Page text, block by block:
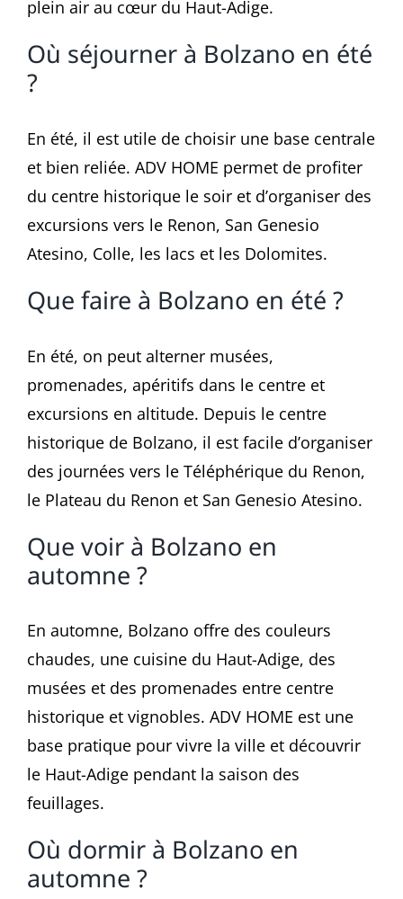
plein air au cœur du Haut-Adige.
Où séjourner à Bolzano en été
?
En été, il est utile de choisir une base centrale
et bien reliée. ADV HOME permet de profiter
du centre historique le soir et d’organiser des
excursions vers le Renon, San Genesio
Atesino, Colle, les lacs et les Dolomites.
Que faire à Bolzano en été ?
En été, on peut alterner musées,
promenades, apéritifs dans le centre et
excursions en altitude. Depuis le centre
historique de Bolzano, il est facile d’organiser
des journées vers le Téléphérique du Renon,
le Plateau du Renon et San Genesio Atesino.
Que voir à Bolzano en
automne ?
En automne, Bolzano offre des couleurs
chaudes, une cuisine du Haut-Adige, des
musées et des promenades entre centre
historique et vignobles. ADV HOME est une
base pratique pour vivre la ville et découvrir
le Haut-Adige pendant la saison des
feuillages.
Où dormir à Bolzano en
automne ?